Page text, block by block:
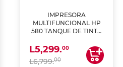
IMPRESORA
MULTIFUNCIONAL HP
580 TANQUE DE TINTA
ESCANEA)
L5,299.00
L6,799.00